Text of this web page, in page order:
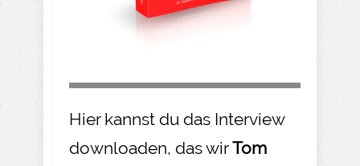
Hier kannst du das Interview
downloaden, das wirTom